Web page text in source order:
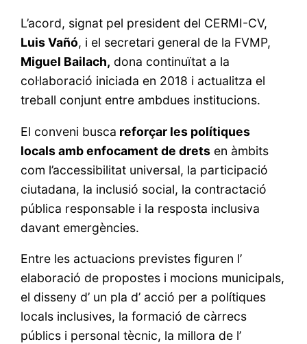
L’acord, signat pel president del CERMI-CV,
Luis Vañó, i el secretari general de la FVMP,
Miguel Bailach, dona continuïtat a la
col·laboració iniciada en 2018 i actualitza el
treball conjunt entre ambdues institucions.
El conveni busca reforçar les polítiques
locals amb enfocament de dretsen àmbits
com l’accessibilitat universal, la participació
ciutadana, la inclusió social, la contractació
pública responsable i la resposta inclusiva
davant emergències.
Entre les actuacions previstes figuren l’
elaboració de propostes i mocions municipals,
el disseny d’ un pla d’ acció per a polítiques
locals inclusives, la formació de càrrecs
públics i personal tècnic, la millora de l’